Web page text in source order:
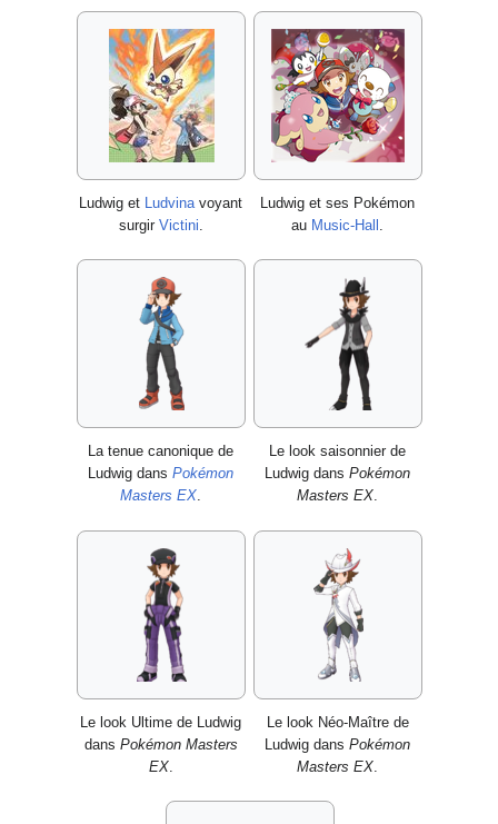
Ludwig et Ludvina voyant
surgir Victini
Ludwig et ses Pokémon
au Music-Hall
La tenue canonique de
Ludwig dans Pokémon
Masters EX.
Le look saisonnier de
Ludwig dans Pokémon
Masters EX.
Le look Ultime de Ludwig
dans Pokémon Masters
EX.
Le look Néo-Maître de
Ludwig dans Pokémon
Masters EX